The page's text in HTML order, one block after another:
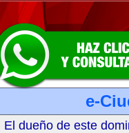
e-
El dueño de este